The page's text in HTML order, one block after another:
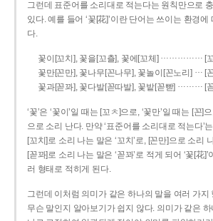
그런데 표준어를 소리대로 적는다는 원칙만으로
있다. 예를 들어 ‘꽃[花]’이란 단어는 쓰이는 환경에
다.
꽃이[꼬치], 꽃을[꼬츨], 꽃에[꼬체] …………… [
꽃만[꼰만], 꽃나무[꼰나무], 꽃놀이[꼰노리] … [
꽃과[꼳꽈], 꽃다발[꼳따발], 꽃밭[꼳빧] ……… [
‘꽃’은 ‘꽃이’일 때는 [꼬ㅊ]으로, ‘꽃만’일 때는 [꼰]
으로 소리 난다. 만약 ‘표준어를 소리대로 적는다’
[꼬치]로 소리 나는 말은 ‘꼬치’로, [꼰만]으로 소리
[꼳꽈]로 소리 나는 말은 ‘꼳꽈’로 적게 되어 ‘꽃[花
러 형태로 적히게 된다.
그런데 이처럼 의미가 같은 하나의 말을 여러 가지
무슨 말인지 알아보기가 쉽지 않다. 의미가 같은